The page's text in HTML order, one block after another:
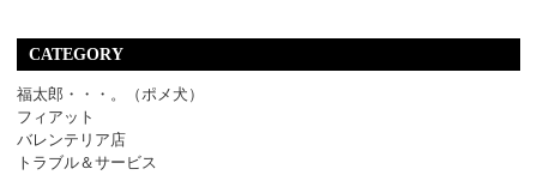
CATEGORY
福太郎・・・。（ポメ犬）
フィアット
バレンテリア店
トラブル＆サービス